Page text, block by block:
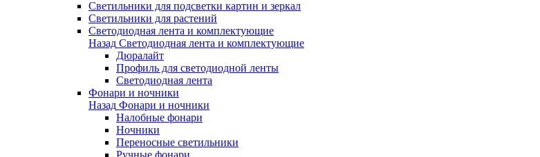
Светильники для подсветки картин и зеркал
Светильники для растений
Светодиодная лента и комплектующие
Назад Светодиодная лента и комплектующие
Дюралайт
Профиль для светодиодной ленты
Светодиодная лента
Фонари и ночники
Назад Фонари и ночники
Налобные фонари
Ночники
Переносные светильники
Ручные фонари